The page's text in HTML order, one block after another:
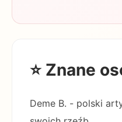
⭐ Znane
Deme B. - polski